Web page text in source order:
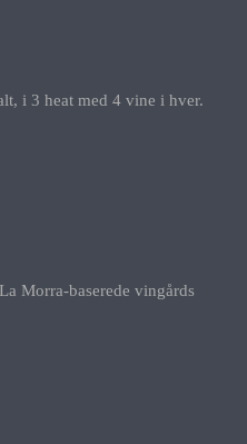
i 3 heat med 4 vine i hver.
Morra-baserede vingårds